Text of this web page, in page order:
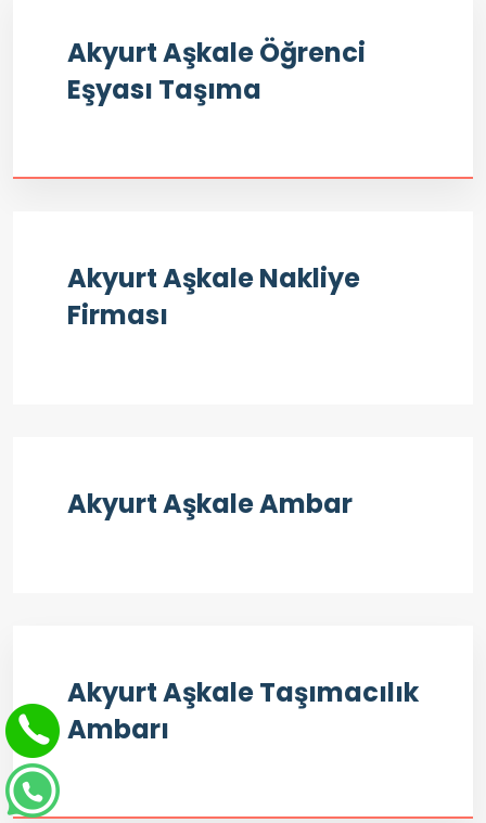
Akyurt Aşkale Öğrenci
Eşyası Taşıma
Akyurt Aşkale Nakliye
Firması
Akyurt Aşkale Ambar
Akyurt Aşkale Taşımacılık
Ambarı